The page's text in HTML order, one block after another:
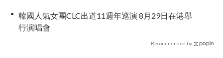
韓國人氣女團CLC出道11週年巡演 8月29日在港舉
行演唱會
Recommended by